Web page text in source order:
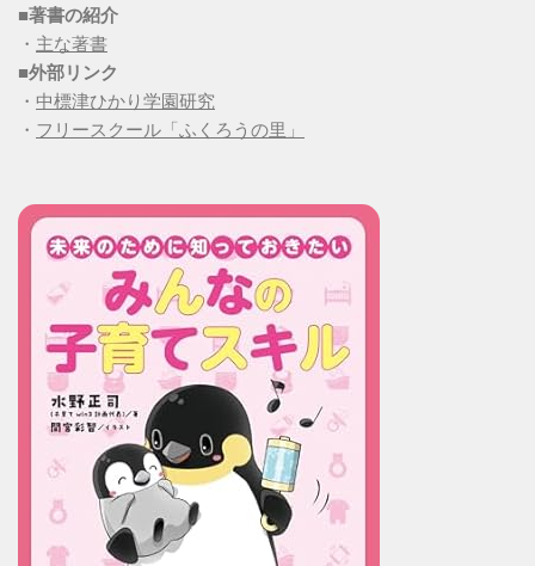
■著書の紹介
・ 主な著書
■外部リンク
・ 中標津ひかり学園研究
・ フリースクール「ふくろうの里」